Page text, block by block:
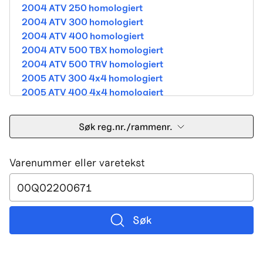
2004 ATV 250 homologiert
2004 ATV 300 homologiert
2004 ATV 400 homologiert
2004 ATV 500 TBX homologiert
2004 ATV 500 TRV homologiert
2005 ATV 300 4x4 homologiert
2005 ATV 400 4x4 homologiert
2005 ATV 500 TRV homologiert
2005 ATV 500i 4x4A homologiert
2005 DVX 400 street homologiert
2006 250 Utility Street Legal
2006 400 Street Legal
2006 400 3in1 Street Legal
2006 400 dvx street-2x4 homologated b390b
2006 500 4x4A Street Legal
Søk reg.nr./rammenr.
Varenummer eller varetekst
Søk